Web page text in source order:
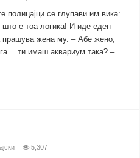
полицајци се глупави им вика:
е тоа логика! И иде еден
прашува жена му. – Абе жено,
ти имаш аквариум така? –
5,307